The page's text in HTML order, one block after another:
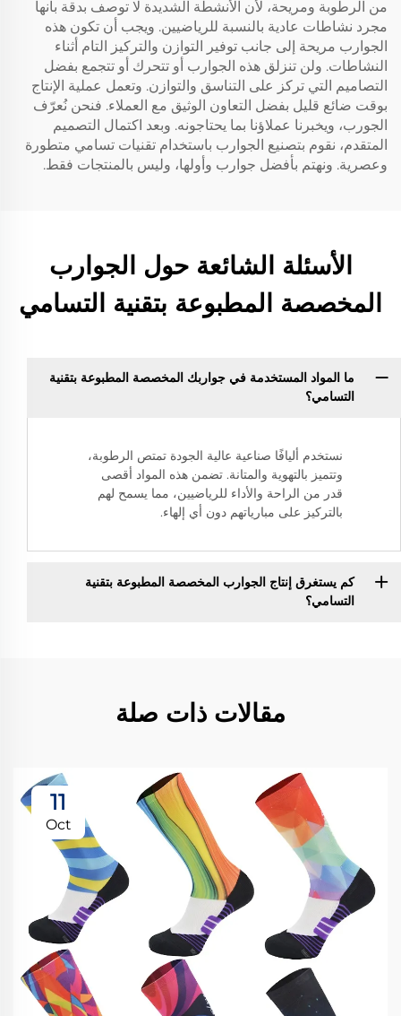
من الرطوبة ومريحة، لأن الأنشطة الشديدة لا توصف بدقة بأنها
مجرد نشاطات عادية بالنسبة للرياضيين. ويجب أن تكون هذه
الجوارب مريحة إلى جانب توفير التوازن والتركيز التام أثناء
النشاطات. ولن تنزلق هذه الجوارب أو تتحرك أو تتجمع بفضل
التصاميم التي تركز على التناسق والتوازن. وتعمل عملية الإنتاج
بوقت ضائع قليل بفضل التعاون الوثيق مع العملاء. فنحن نُعرّف
الجورب، ويخبرنا عملاؤنا بما يحتاجونه. وبعد اكتمال التصميم
المتقدم، نقوم بتصنيع الجوارب باستخدام تقنيات تسامي متطورة
وعصرية. ونهتم بأفضل جوارب وأولها، وليس بالمنتجات فقط.
الأسئلة الشائعة حول الجوارب
المخصصة المطبوعة بتقنية التسامي
ما المواد المستخدمة في جواربك المخصصة المطبوعة بتقنية
التسامي؟
نستخدم أليافًا صناعية عالية الجودة تمتص الرطوبة،
وتتميز بالتهوية والمتانة. تضمن هذه المواد أقصى
قدر من الراحة والأداء للرياضيين، مما يسمح لهم
بالتركيز على مبارياتهم دون أي إلهاء.
كم يستغرق إنتاج الجوارب المخصصة المطبوعة بتقنية
التسامي؟
مقالات ذات صلة
11
Oct